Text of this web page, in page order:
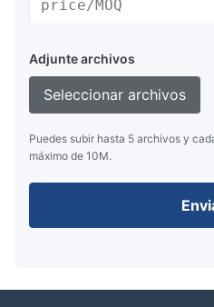
Adjunte archivos
Seleccionar archivos
Puedes subir hasta 5 archivos y
máximo de 10M.